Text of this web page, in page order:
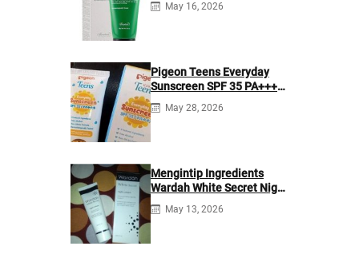
May 16, 2026
Pigeon Teens Everyday
Sunscreen SPF 35 PA+++
Ingredients
May 28, 2026
Mengintip Ingredients
Wardah White Secret Night
Cream
May 13, 2026